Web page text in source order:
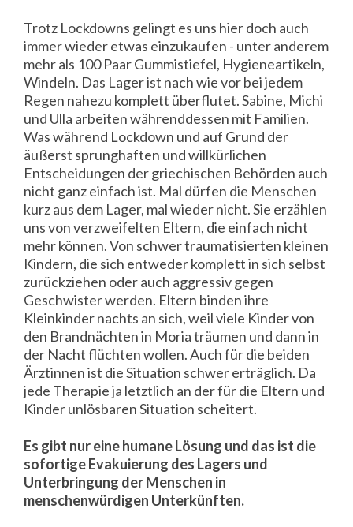
Trotz Lockdowns gelingt es uns hier doch auch
immer wieder etwas einzukaufen - unter anderem
mehr als 100 Paar Gummistiefel, Hygieneartikeln,
Windeln. Das Lager ist nach wie vor bei jedem
Regen nahezu komplett überflutet. Sabine, Michi
und Ulla arbeiten währenddessen mit Familien.
Was während Lockdown und auf Grund der
äußerst sprunghaften und willkürlichen
Entscheidungen der griechischen Behörden auch
nicht ganz einfach ist. Mal dürfen die Menschen
kurz aus dem Lager, mal wieder nicht. Sie erzählen
uns von verzweifelten Eltern, die einfach nicht
mehr können. Von schwer traumatisierten kleinen
Kindern, die sich entweder komplett in sich selbst
zurückziehen oder auch aggressiv gegen
Geschwister werden. Eltern binden ihre
Kleinkinder nachts an sich, weil viele Kinder von
den Brandnächten in Moria träumen und dann in
der Nacht flüchten wollen. Auch für die beiden
Ärztinnen ist die Situation schwer erträglich. Da
jede Therapie ja letztlich an der für die Eltern und
Kinder unlösbaren Situation scheitert.
Es gibt nur eine humane Lösung und das ist die
sofortige Evakuierung des Lagers und
Unterbringung der Menschen in
menschenwürdigen Unterkünften.